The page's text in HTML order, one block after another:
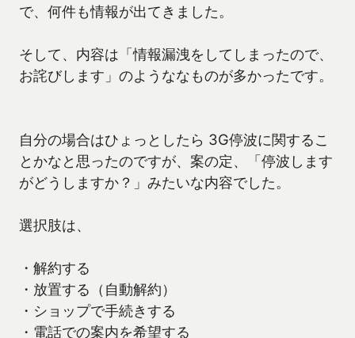
で、何件も情報が出てきました。
そして、内容は「情報漏洩をしてしまったので、
お詫びします」のようななものが多かったです。
自分の場合はひょっとしたら 3G停波に関するこ
とかなと思ったのですが、案の定、「停波します
がどうしますか？」みたいな内容でした。
選択肢は、
・解約する
・放置する（自動解約）
・ショップで手続きする
・電話での案内を希望する